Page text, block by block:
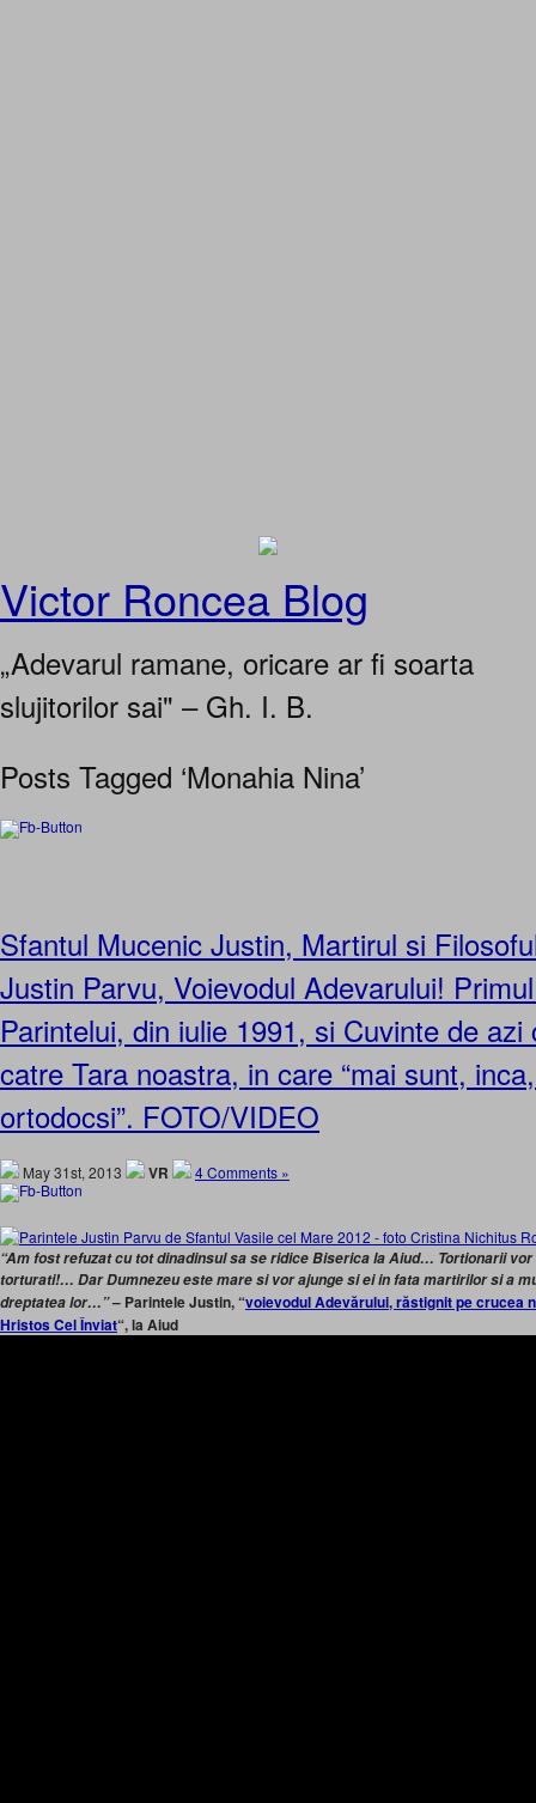
Victor Roncea Blog
„Adevarul ramane, oricare ar fi soarta
slujitorilor sai" – Gh. I. B.
Posts Tagged ‘Monahia Nina’
Sfantul Mucenic Justin, Martirul si
Justin Parvu, Voievodul Adevarului!
Parintelui, din iulie 1991, si Cuvinte de
catre Tara noastra, in care “mai sunt,
ortodocsi”. FOTO/VIDEO
May 31st, 2013 VR 4 Comments »
“Am fost refuzat cu tot dinadinsul sa se ridice Biserica la Aiud… Tortionarii
torturati!… Dar Dumnezeu este mare si vor ajunge si ei in fata martirilor si a
dreptatea lor…”– Parintele Justin, “voievodul Adevărului, răstignit pe crucea
Hristos Cel Înviat“, la Aiud